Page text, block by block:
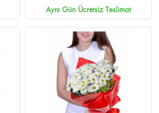
Aynı Gün Ücretsiz Teslimat